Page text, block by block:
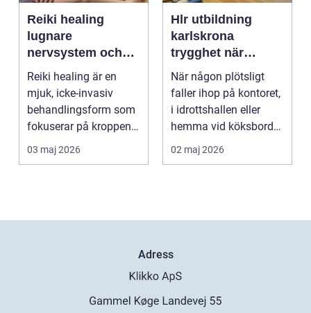
Reiki healing
lugnare
nervsystem och
djupare
återhämtning
Reiki healing är en
mjuk, icke-invasiv
behandlingsform som
fokuserar på kroppens
egen förmåga att lä...
03 maj 2026
Hlr utbildning
karlskrona
trygghet när
sekunderna
räknas
När någon plötsligt
faller ihop på kontoret,
i idrottshallen eller
hemma vid köksbordet
finns det ba...
02 maj 2026
Adress